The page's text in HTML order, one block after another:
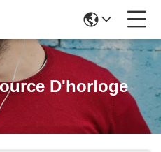
D'horloge